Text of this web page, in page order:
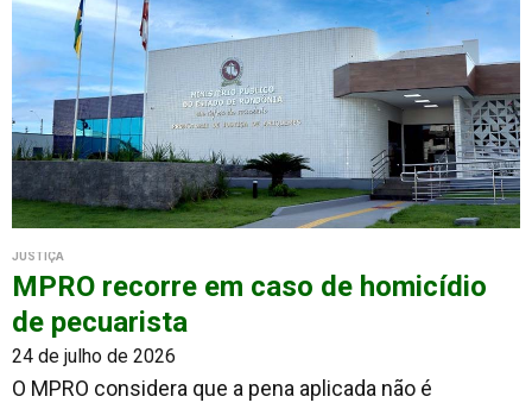
JUSTIÇA
MPRO recorre em caso de homicídio
de pecuarista
24 de julho de 2026
O MPRO considera que a pena aplicada não é